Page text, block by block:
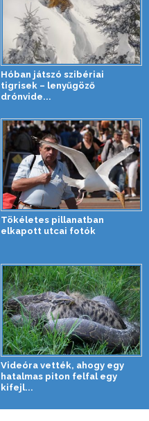
Hóban játszó szibériai
tigrisek – lenyűgöző
drónvide...
Tökéletes pillanatban
elkapott utcai fotók
Videóra vették, ahogy egy
hatalmas piton felfal egy
kifejl...